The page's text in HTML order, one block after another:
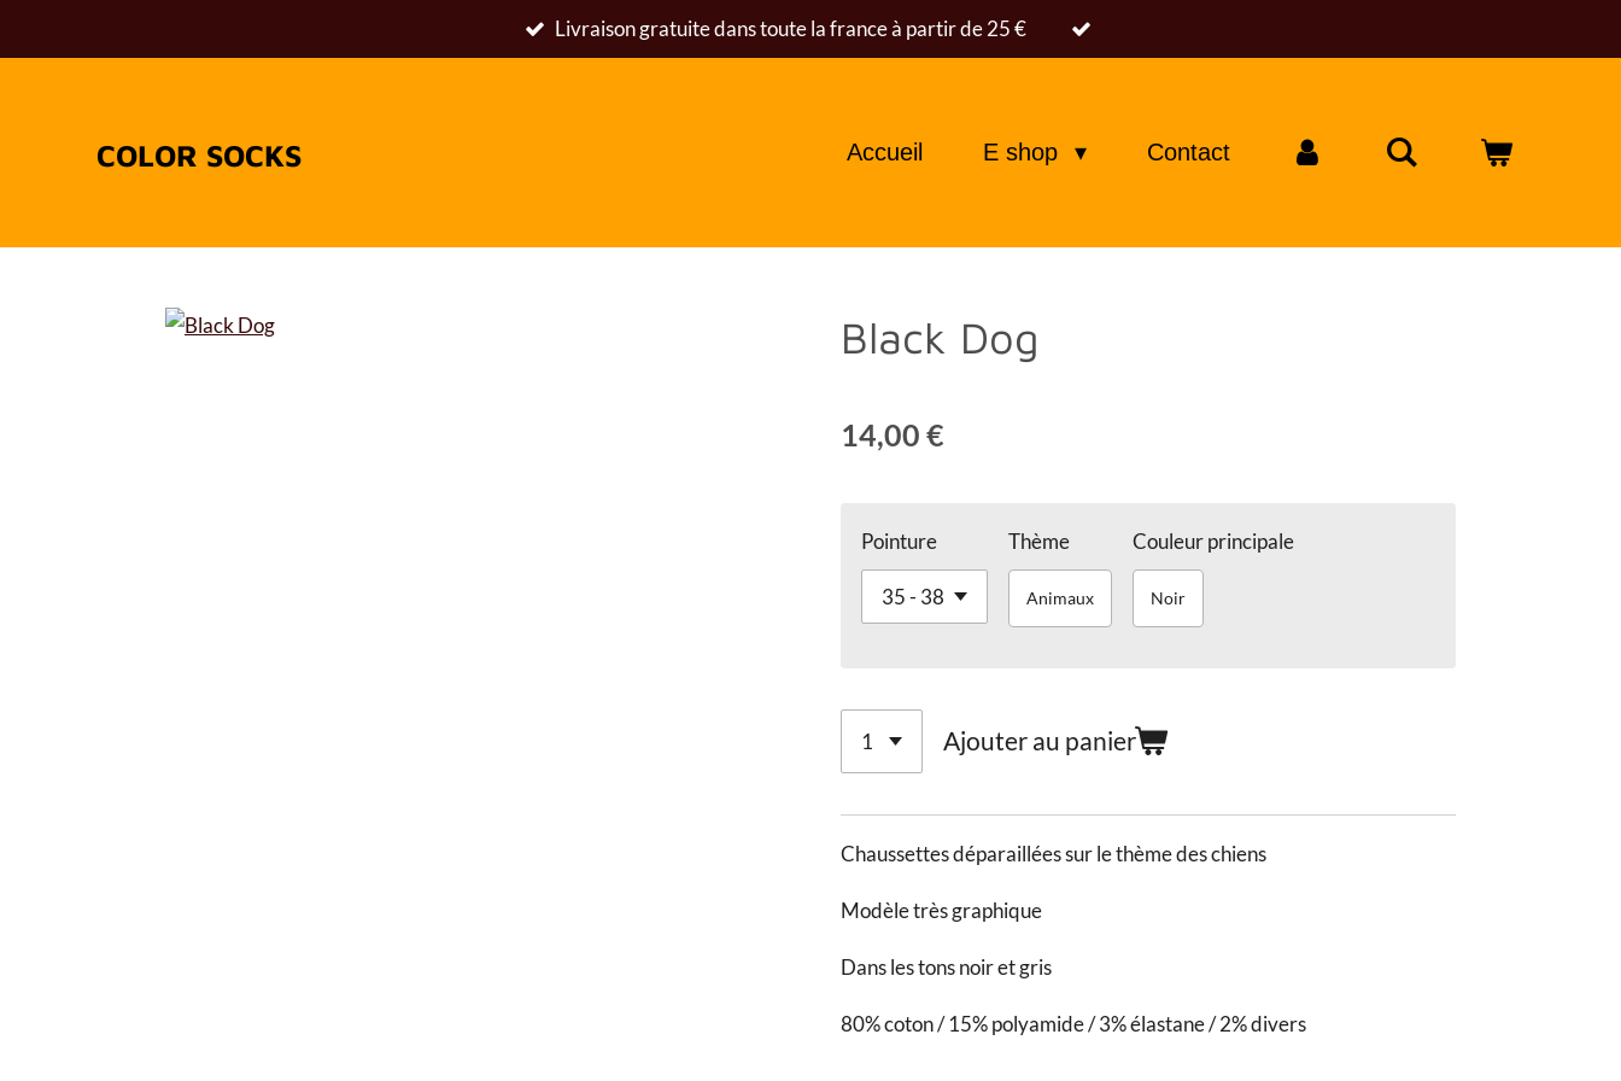
au
Livraison gratuite dans toute la france à partir de 25 €
COLOR SOCKS Accueil E shop Contact
Black Dog
14,00 €
Pointure Thème
Animaux
Couleur principale
Noir
Ajouter au panier
Chaussettes déparaillées sur le thème des chiens
Modèle très graphique
Dans les tons noir et gris
80% coton / 15% polyamide / 3% élastane / 2% divers